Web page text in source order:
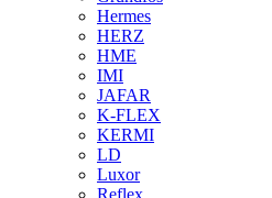
Hermes
HERZ
HME
IMI
JAFAR
K-FLEX
KERMI
LD
Luxor
Reflex